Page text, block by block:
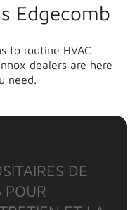
Edgecomb
to routine HVAC
dealers are here
need.
DE
POUR